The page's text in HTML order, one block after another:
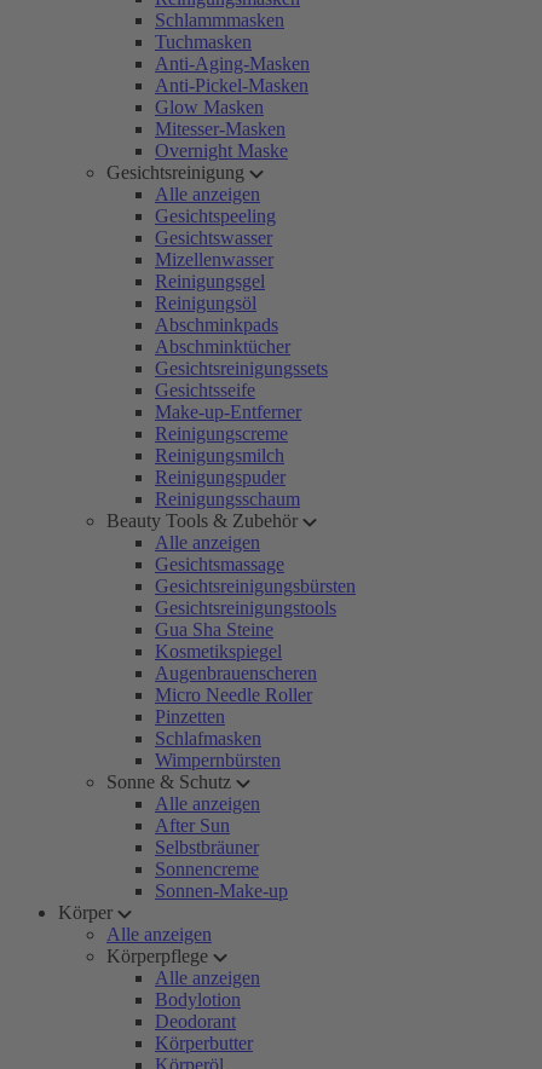
Schlammmasken
Tuchmasken
Anti-Aging-Masken
Anti-Pickel-Masken
Glow Masken
Mitesser-Masken
Overnight Maske
Gesichtsreinigung
Alle anzeigen
Gesichtspeeling
Gesichtswasser
Mizellenwasser
Reinigungsgel
Reinigungsöl
Abschminkpads
Abschminktücher
Gesichtsreinigungssets
Gesichtsseife
Make-up-Entferner
Reinigungscreme
Reinigungsmilch
Reinigungspuder
Reinigungsschaum
Beauty Tools & Zubehör
Alle anzeigen
Gesichtsmassage
Gesichtsreinigungsbürsten
Gesichtsreinigungstools
Gua Sha Steine
Kosmetikspiegel
Augenbrauenscheren
Micro Needle Roller
Pinzetten
Schlafmasken
Wimpernbürsten
Sonne & Schutz
Alle anzeigen
After Sun
Selbstbräuner
Sonnencreme
Sonnen-Make-up
Körper
Alle anzeigen
Körperpflege
Alle anzeigen
Bodylotion
Deodorant
Körperbutter
Körperöl